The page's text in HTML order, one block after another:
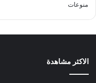
منوعات
الاكثر مشاهدة